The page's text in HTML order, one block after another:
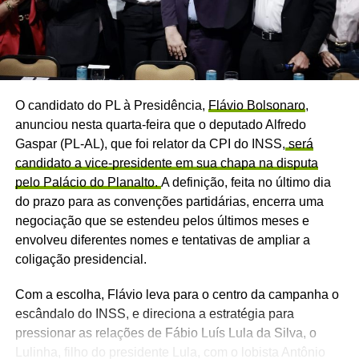
O candidato do PL à Presidência, Flávio Bolsonaro,
anunciou nesta quarta-feira que o deputado Alfredo
Gaspar (PL-AL), que foi relator da CPI do INSS, será
candidato a vice-presidente em sua chapa na disputa
pelo Palácio do Planalto. A definição, feita no último dia
do prazo para as convenções partidárias, encerra uma
negociação que se estendeu pelos últimos meses e
envolveu diferentes nomes e tentativas de ampliar a
coligação presidencial.
Com a escolha, Flávio leva para o centro da campanha o
escândalo do INSS, e direciona a estratégia para
pressionar as relações de Fábio Luís Lula da Silva, o
Lulinha, filho do presidente Lula, com o lobista Antônio